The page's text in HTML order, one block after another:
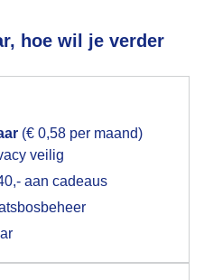
hoe wil je verder
(€ 0,58 per maand)
veilig
aan cadeaus
gebruiken voor het
op hebt gegeven,
uit je browser waarin
de popup